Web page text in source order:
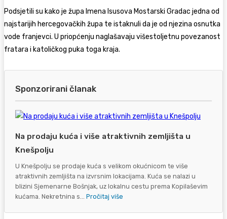
Podsjetili su kako je župa Imena Isusova Mostarski Gradac jedna od
najstarijih hercegovačkih župa te istaknuli da je od njezina osnutka
vode franjevci. U priopćenju naglašavaju višestoljetnu povezanost
fratara i katoličkog puka toga kraja.
Sponzorirani članak
Na prodaju kuća i više atraktivnih zemljišta u
Knešpolju
U Knešpolju se prodaje kuća s velikom okućnicom te više
atraktivnih zemljišta na izvrsnim lokacijama. Kuća se nalazi u
blizini Sjemenarne Bošnjak, uz lokalnu cestu prema Kopilaševim
kućama. Nekretnina s... Pročitaj više